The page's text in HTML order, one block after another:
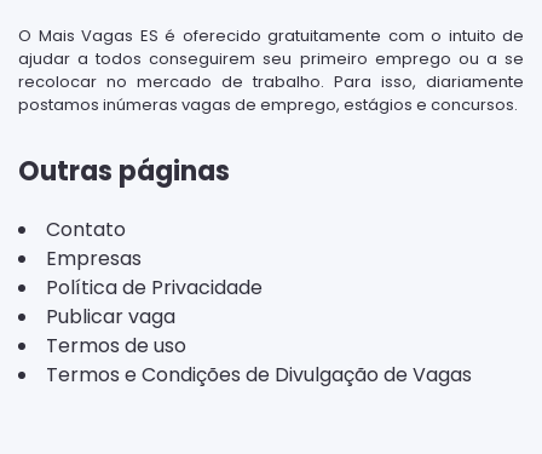
O Mais Vagas ES é oferecido gratuitamente com o intuito de
ajudar a todos conseguirem seu primeiro emprego ou a se
recolocar no mercado de trabalho. Para isso, diariamente
postamos inúmeras vagas de emprego, estágios e concursos.
Outras páginas
Contato
Empresas
Política de Privacidade
Publicar vaga
Termos de uso
Termos e Condições de Divulgação de Vagas